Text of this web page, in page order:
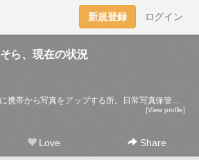
新規登録 ログイン
そら、現在の状況
気が向いた時に携帯から写真をアップする所。日常写真保管庫になるかな～。
[View profile]
Love Share